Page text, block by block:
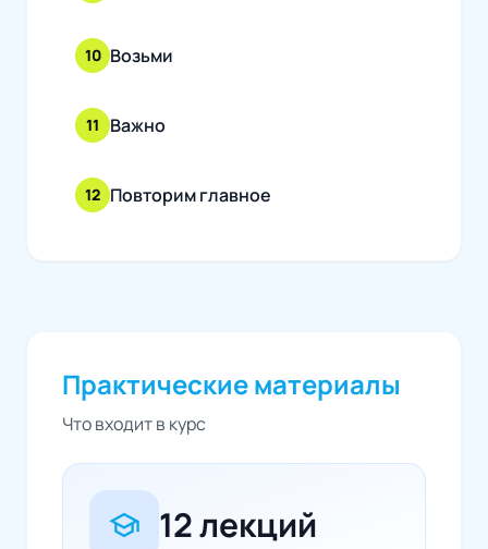
10 Возьми
11 Важно
12 Повторим главное
Практические материалы
Что входит в курс
school 12 лекций